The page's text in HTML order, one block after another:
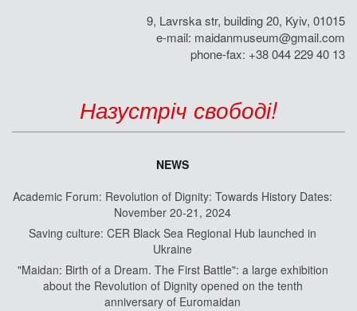
9, Lavrska str, building 20, Kyiv, 01015
e-mail: maidanmuseum@gmail.com
phone-fax: +38 044 229 40 13
Назустріч свободі!
NEWS
Academic Forum: Revolution of Dignity: Towards History Dates:
November 20-21, 2024
Saving culture: CER Black Sea Regional Hub launched in
Ukraine
"Maidan: Birth of a Dream. The First Battle": a large exhibition
about the Revolution of Dignity opened on the tenth
anniversary of Euromaidan